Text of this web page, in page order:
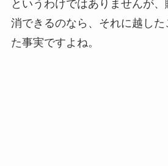
というわけではありませんが
消できるのなら、それに越した
た事実ですよね。